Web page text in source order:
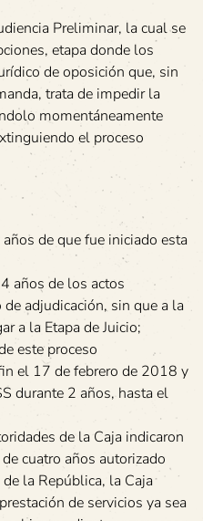
Preliminar, la cual se
etapa donde los
de oposición que, sin
trata de impedir la
momentáneamente
el proceso
de que fue iniciado esta
años de los actos
adjudicación, sin que a la
a la Etapa de Juicio;
este proceso
el 17 de febrero de 2018 y
durante 2 años, hasta el
de la Caja indicaron
cuatro años autorizado
la República, la Caja
de servicios ya sea